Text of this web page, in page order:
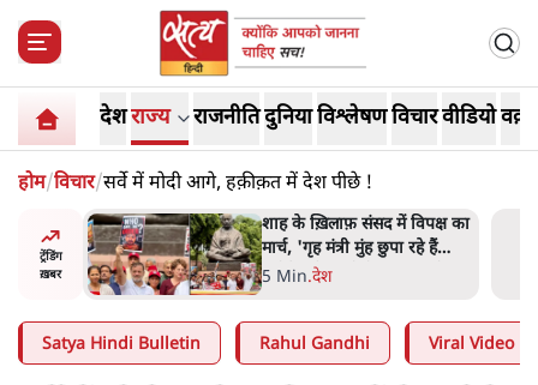
देशराज्य राजनीतिदुनियाविश्लेषणविचारवीडियो
होम/विचार/सर्वे में मोदी आगे, हक़ीक़त में देश पीछे !
ट्रेंडिंग
ख़बर
पर
शाह के ख़िलाफ़ संसद में विपक्ष का
मार्च, 'गृह मंत्री मुंह छुपा रहे हैं
क्योंकि वो छात्रों के गुनहगार हैं'
5 Min.देश
Satya Hindi Bulletin Rahul Gandhi Viral Video